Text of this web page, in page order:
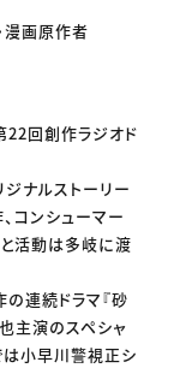
漫画原作者
22回創作ラジオド
ナルストーリー
コンシューマー
と活動は多岐に渡
連続ドラマ『砂
主演のスペシャ
は小早川警視正シ